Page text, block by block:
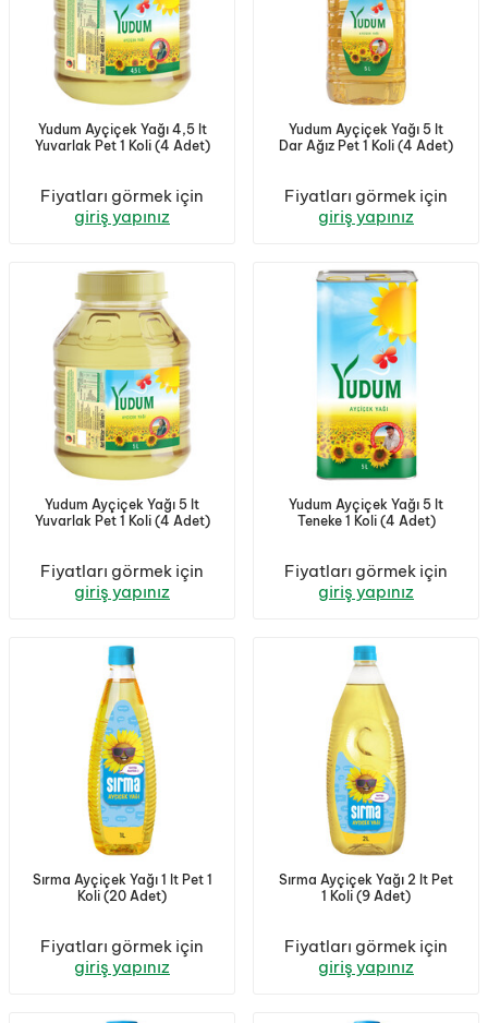
Yudum Ayçiçek Yağı 4,5 lt
Yuvarlak Pet 1 Koli (4 Adet)
Fiyatları görmek için
giriş yapınız
Yudum Ayçiçek Yağı 5 lt
Dar Ağız Pet 1 Koli (4 Adet)
Fiyatları görmek için
giriş yapınız
Yudum Ayçiçek Yağı 5 lt
Yuvarlak Pet 1 Koli (4 Adet)
Fiyatları görmek için
giriş yapınız
Yudum Ayçiçek Yağı 5 lt
Teneke 1 Koli (4 Adet)
Fiyatları görmek için
giriş yapınız
Sırma Ayçiçek Yağı 1 lt Pet 1
Koli (20 Adet)
Fiyatları görmek için
giriş yapınız
Sırma Ayçiçek Yağı 2 lt Pet
1 Koli (9 Adet)
Fiyatları görmek için
giriş yapınız